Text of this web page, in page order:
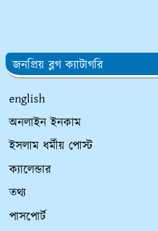
জনপ্রিয় ব্লগ ক্যাটাগরি
english
অনলাইন ইনকাম
ইসলাম ধর্মীয় পোস্ট
ক্যালেন্ডার
তথ্য
পাসপোর্ট